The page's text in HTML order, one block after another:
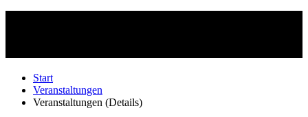
Start
Veranstaltungen
Veranstaltungen (Details)